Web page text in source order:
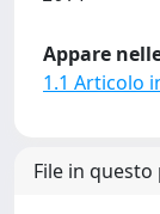
Appare
1.1 Articolo
File in